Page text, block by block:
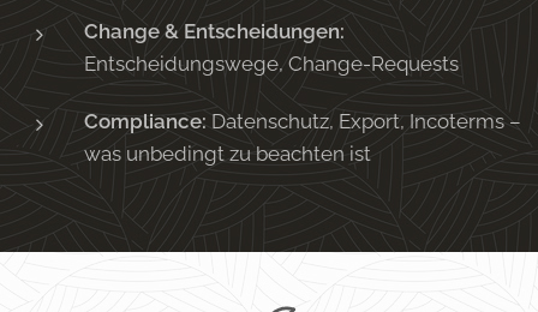
Change & Entscheidungen:
Entscheidungswege, Change-Requests
Compliance: Datenschutz, Export, Incoterms –
was unbedingt zu beachten ist